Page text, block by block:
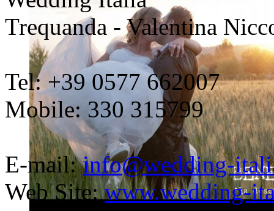
Trequanda - Valentina
Tel: +39 0577 662007
Mobile: 330 315799
E-mail:info@wedding-
Web Site:www.wedding-